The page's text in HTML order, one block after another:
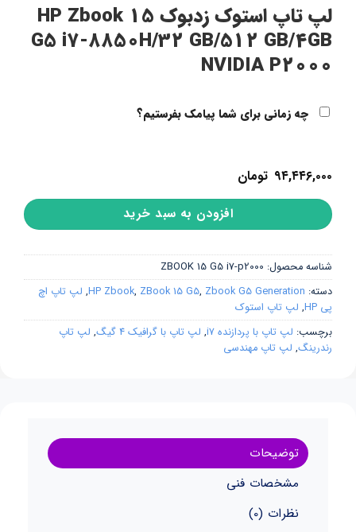
لپ تاپ استوک زدبوک HP Zbook 15
G5 i7-8850H/32 GB/512 GB/4GB
NVIDIA P2000
چه زمانی برای شما پیامک بفرستیم؟
۹۴,۴۴۶,۰۰۰ تومان
افزودن به سبد خرید
شناسه محصول:ZBOOK 15 G5 i7-p2000
دسته:
HP Zbook,ZBook 15 G5,Zbook G5 Generation
,لپ تاپ اچ
پی HP
,لپ تاپ استوک
برچسب:لپ تاپ با پردازنده i7 ,لپ تاپ با گرافیک 4 گیگ ,لپ تاپ
رندرینگ,لپ تاپ مهندسی
توضیحات
مشخصات فنی
نظرات (0)